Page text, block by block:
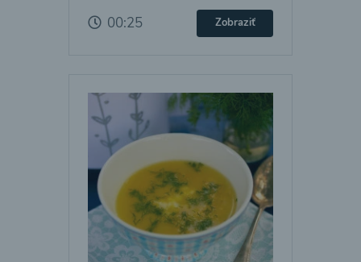
00:25 Zobraziť